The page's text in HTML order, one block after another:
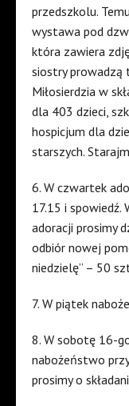
przedszkolu.
wystawa pod
która zawiera
siostry prowadzą
Miłosierdzia w
dla 403 dzieci,
hospicjum dla
starszych.
6. W czwartek
17.15 i spowiedź.
adoracji prosimy
odbiór nowej
niedzielę” – 50
7. W piątek
8. W sobotę 16-
nabożeństwo
prosimy o